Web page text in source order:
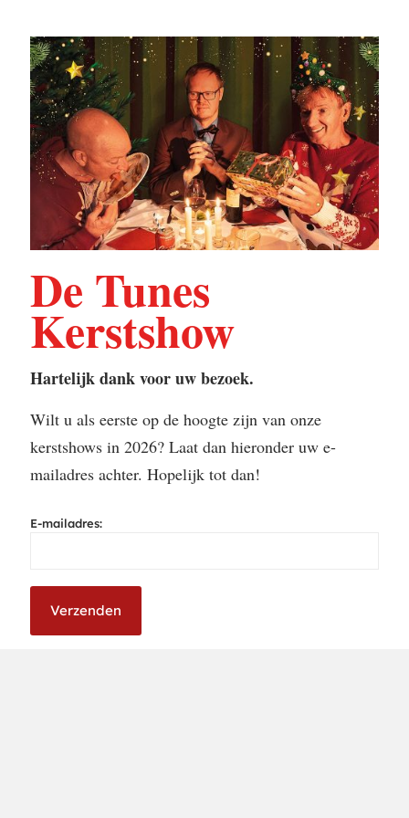
De Tunes
Kerstshow
Hartelijk dank voor uw bezoek.
Wilt u als eerste op de hoogte zijn van onze
kerstshows in 2026? Laat dan hieronder uw e-
mailadres achter. Hopelijk tot dan!
E-mailadres: